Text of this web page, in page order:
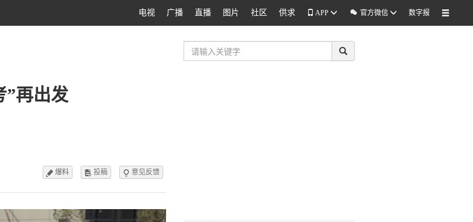
电视 广播 直播 图片 社区 供求 APP  官方微信 数字报
”再出发
爆料  投稿  意见反馈